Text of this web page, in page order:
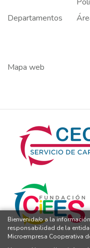
Departamentos
Mapa web
Bienvenida/o a la
responsabilidad de la
Microempresa Cooperativa